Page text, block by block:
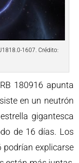
1607. Crédito:
180916 apunta
en un neutrón
gigantesca
de 16 días. Los
podrían explicarse